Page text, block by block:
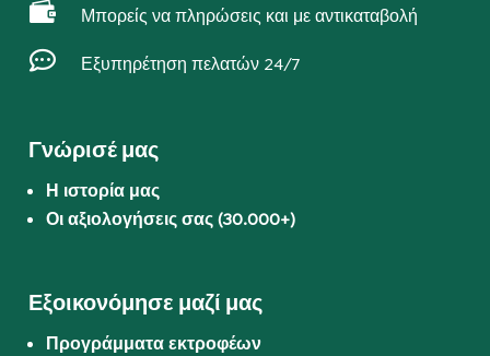
 Μπορείς να πληρώσεις και με αντικαταβολή
 Εξυπηρέτηση πελατών 24/7
Γνώρισέ μας
Η ιστορία μας
Οι αξιολογήσεις σας (30.000+)
Εξοικονόμησε μαζί μας
Προγράμματα εκτροφέων